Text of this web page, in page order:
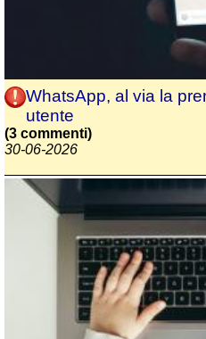
WhatsApp, al via la
utente
(3 commenti)
30-06-2026